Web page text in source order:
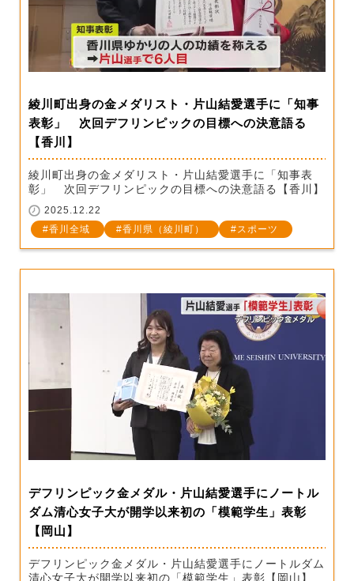
綾川町出身の金メダリスト・片山結愛選手に「知事
表彰」 次回デフリンピックの目標への決意語る
【香川】
綾川町出身の金メダリスト・片山結愛選手に「知事表
彰」 次回デフリンピックの目標への決意語る【香川】
2025.12.22
香川全域
香川県（綾川町） スポーツ
デフリンピック金メダル・片山結愛選手にノートル
ダム清心女子大が開学以来初の「模範学生」表彰
【岡山】
デフリンピック金メダル・片山結愛選手にノートルダム
清心女子大が開学以来初の「模範学生」表彰【岡山】